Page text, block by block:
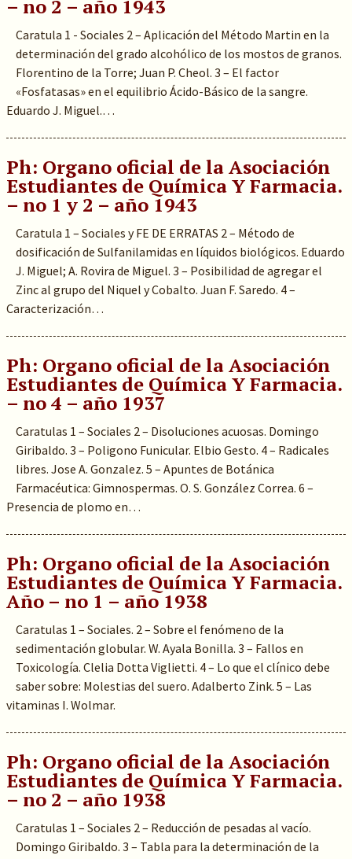
– no 2 – año 1943
Caratula 1 - Sociales 2 – Aplicación del Método Martin en la
determinación del grado alcohólico de los mostos de granos.
Florentino de la Torre; Juan P. Cheol. 3 – El factor
«Fosfatasas» en el equilibrio Ácido-Básico de la sangre.
Eduardo J. Miguel.…
Ph: Organo oficial de la Asociación
Estudiantes de Química Y Farmacia.
– no 1 y 2 – año 1943
Caratula 1 – Sociales y FE DE ERRATAS 2 – Método de
dosificación de Sulfanilamidas en líquidos biológicos. Eduardo
J. Miguel; A. Rovira de Miguel. 3 – Posibilidad de agregar el
Zinc al grupo del Niquel y Cobalto. Juan F. Saredo. 4 –
Caracterización…
Ph: Organo oficial de la Asociación
Estudiantes de Química Y Farmacia.
– no 4 – año 1937
Caratulas 1 – Sociales 2 – Disoluciones acuosas. Domingo
Giribaldo. 3 – Poligono Funicular. Elbio Gesto. 4 – Radicales
libres. Jose A. Gonzalez. 5 – Apuntes de Botánica
Farmacéutica: Gimnospermas. O. S. González Correa. 6 –
Presencia de plomo en…
Ph: Organo oficial de la Asociación
Estudiantes de Química Y Farmacia.
Año – no 1 – año 1938
Caratulas 1 – Sociales. 2 – Sobre el fenómeno de la
sedimentación globular. W. Ayala Bonilla. 3 – Fallos en
Toxicología. Clelia Dotta Viglietti. 4 – Lo que el clínico debe
saber sobre: Molestias del suero. Adalberto Zink. 5 – Las
vitaminas I. Wolmar.
Ph: Organo oficial de la Asociación
Estudiantes de Química Y Farmacia.
– no 2 – año 1938
Caratulas 1 – Sociales 2 – Reducción de pesadas al vacío.
Domingo Giribaldo. 3 – Tabla para la determinación de la